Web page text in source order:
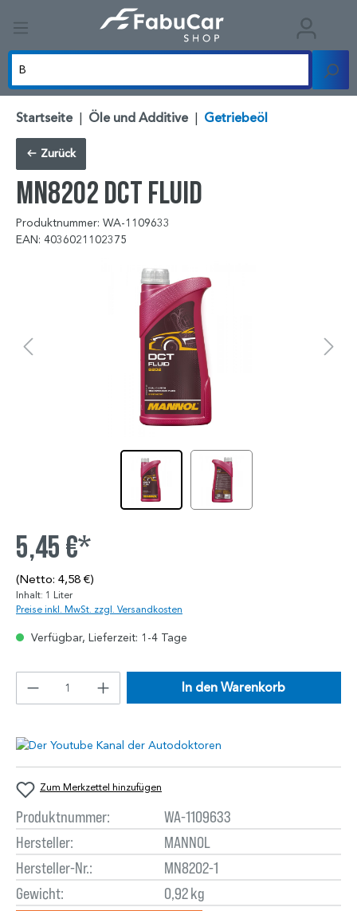
Startseite | Öle und Additive | Getriebeöl
Zurück
MN8202 DCT Fluid
Produktnummer: WA-1109633
EAN: 4036021102375
5,45 €*
(Netto: 4,58 €)
Inhalt: 1 Liter
Preise inkl. MwSt. zzgl. Versandkosten
Verfügbar, Lieferzeit: 1-4 Tage
In den Warenkorb
Zum Merkzettel hinzufügen
Produktnummer:
WA-1109633
Hersteller:
MANNOL
Hersteller-Nr.:
MN8202-1
Gewicht:
0,92 kg